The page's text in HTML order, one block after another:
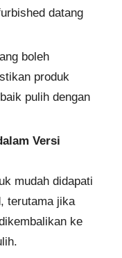
datang
boleh
produk
pulih dengan
Versi
mudah didapati
terutama jika
ke